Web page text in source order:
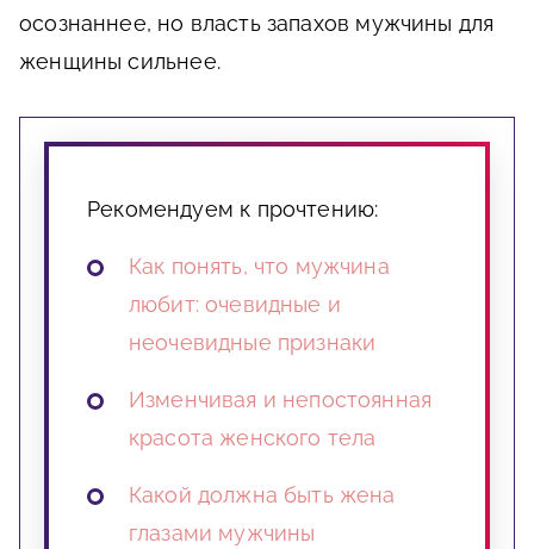
осознаннее, но власть запахов мужчины для
женщины сильнее.
Рекомендуем к прочтению:
Как понять, что мужчина
любит: очевидные и
неочевидные признаки
Изменчивая и непостоянная
красота женского тела
Какой должна быть жена
глазами мужчины